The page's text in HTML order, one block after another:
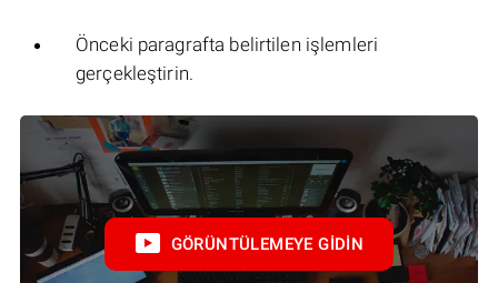
Önceki paragrafta belirtilen işlemleri
gerçekleştirin.
GÖRÜNTÜLEMEYE GIDIN